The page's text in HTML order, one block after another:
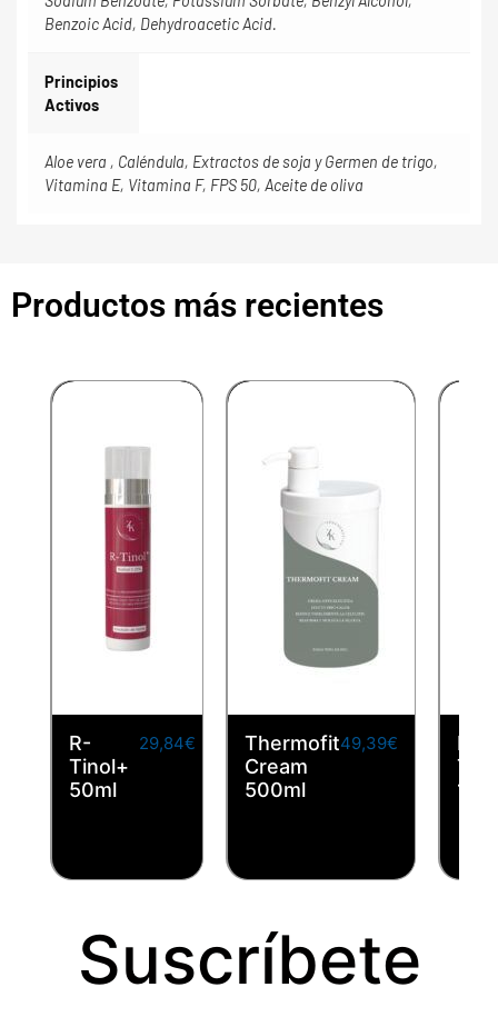
Benzoic Acid, Dehydroacetic Acid.
Principios
Activos
Aloe vera , Caléndula, Extractos de soja y Germen de trigo,
Vitamina E, Vitamina F, FPS 50, Aceite de oliva
Productos más recientes
R-
Tinol+
50ml
29,84€
Thermofit
Cream
500ml
49,39€
Suscríbete